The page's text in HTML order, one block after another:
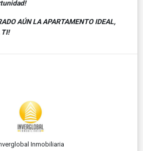
AÚN LA APARTAMENTO IDEAL,
TI!
Inmobiliaria